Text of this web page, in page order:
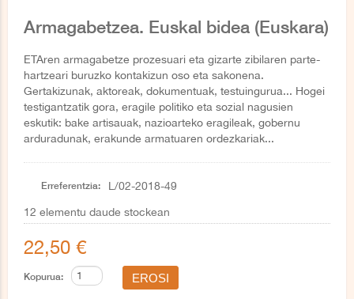
Armagabetzea. Euskal bidea (Euskara)
ETAren armagabetze prozesuari eta gizarte zibilaren parte-
hartzeari buruzko kontakizun oso eta sakonena.
Gertakizunak, aktoreak, dokumentuak, testuingurua... Hogei
testigantzatik gora, eragile politiko eta sozial nagusien
eskutik: bake artisauak, nazioarteko eragileak, gobernu
arduradunak, erakunde armatuaren ordezkariak...
Erreferentzia: L/02-2018-49
12 elementu daude stockean
22,50 €
Kopurua: